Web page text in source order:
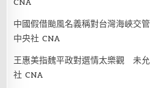
中國假借颱風名義稱對台灣海峽
中央社 CNA
王惠美指魏平政對選情太樂觀 未
社 CNA